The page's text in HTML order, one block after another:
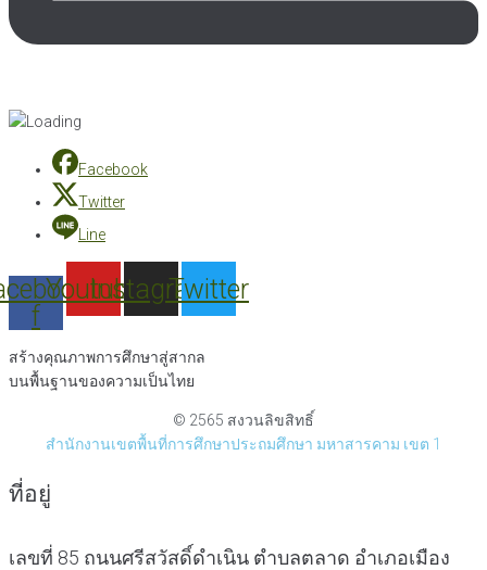
Facebook
Twitter
Line
f
Youtube
Instagram
Twitter
สร้างคุณภาพการศึกษาสู่สากล
บนพื้นฐานของความเป็นไทย
© 2565 สงวนลิขสิทธิ์
สำนักงานเขตพื้นที่การศึกษาประถมศึกษา มหาสารคาม เขต 1
ที่อยู่
เลขที่ 85 ถนนศรีสวัสดิ์ดำเนิน ตำบลตลาด อำเภอเมือง